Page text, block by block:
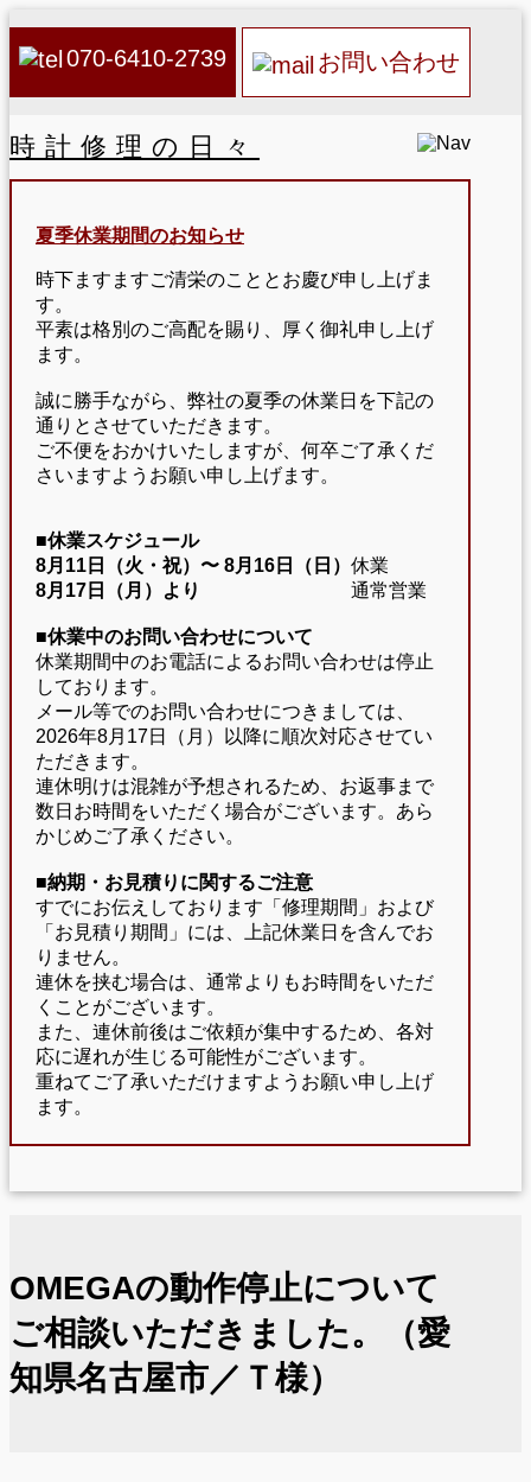
070-6410-2739 お問い合わせ
時計修理の日々
夏季休業期間のお知らせ
時下ますますご清栄のこととお慶び申し上げま
す。
平素は格別のご高配を賜り、厚く御礼申し上げ
ます。
誠に勝手ながら、弊社の夏季の休業日を下記の
通りとさせていただきます。
ご不便をおかけいたしますが、何卒ご了承くだ
さいますようお願い申し上げます。
■休業スケジュール
8月11日（火・祝）〜 8月16日（日） 休業
8月17日（月）より
通常営業
■休業中のお問い合わせについて
休業期間中のお電話によるお問い合わせは停止
しております。
メール等でのお問い合わせにつきましては、
2026年8月17日（月）以降に順次対応させてい
ただきます。
連休明けは混雑が予想されるため、お返事まで
数日お時間をいただく場合がございます。あら
かじめご了承ください。
■納期・お見積りに関するご注意
すでにお伝えしております「修理期間」および
「お見積り期間」には、上記休業日を含んでお
りません。
連休を挟む場合は、通常よりもお時間をいただ
くことがございます。
また、連休前後はご依頼が集中するため、各対
応に遅れが生じる可能性がございます。
重ねてご了承いただけますようお願い申し上げ
ます。
OMEGAの動作停止について
ご相談いただきました。（愛
知県名古屋市／Ｔ様）